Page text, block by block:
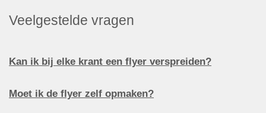
Veelgestelde vragen
Kan ik bij elke krant een flyer verspreiden?
Moet ik de flyer zelf opmaken?